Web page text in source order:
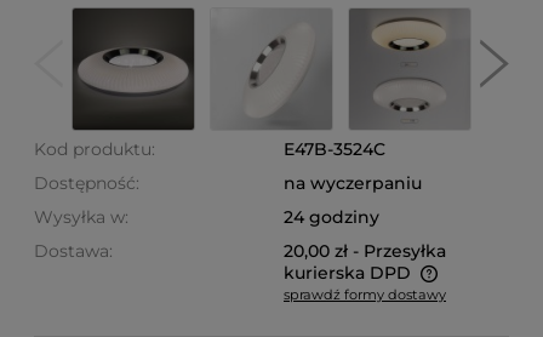
Kod produktu:
E47B-3524C
Dostępność:
na wyczerpaniu
Wysyłka w:
24 godziny
Dostawa:
20,00 zł - Przesyłka
kurierska DPD
Cena nie zawiera ewentualnych kosztów płatności
sprawdź formy dostawy